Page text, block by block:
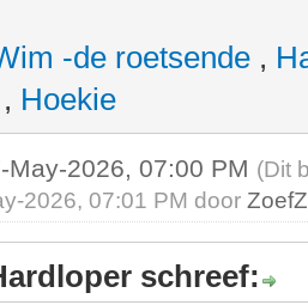
-de roetsende ,
, Hoekie
May-2026, 07:00 PM (Dit
2026, 07:01 PM door
schreef: